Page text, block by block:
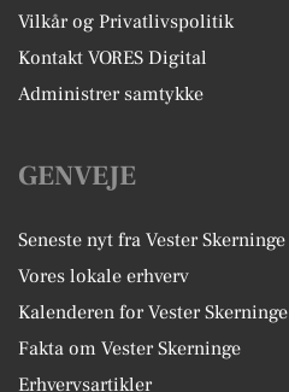
Vilkår og Privatlivspolitik
Kontakt VORES Digital
Administrer samtykke
GENVEJE
Seneste nyt fra Vester Skerninge
Vores lokale erhverv
Kalenderen for Vester Skerninge
Fakta om Vester Skerninge
Erhvervsartikler